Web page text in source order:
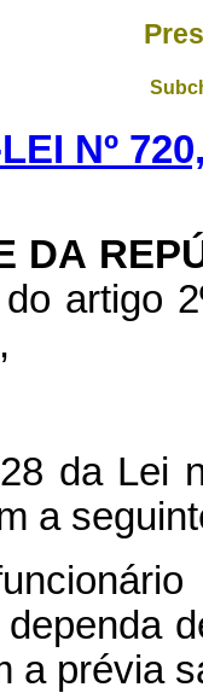
Nº
DA
artigo
da Lei
a
a prévia